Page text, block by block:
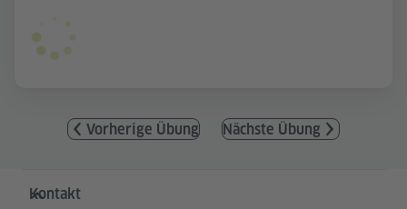
Vorherige Übung Nächste Übung
Service- und Informationsbereich
Kontakt